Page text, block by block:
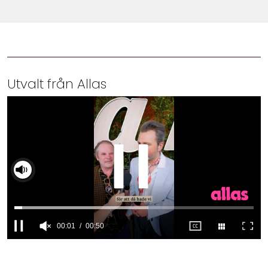
Utvalt från Allas
00:02 00:50